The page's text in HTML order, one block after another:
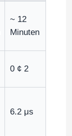
~ 12
Minuten
0 ¢ 2
6.2 μs